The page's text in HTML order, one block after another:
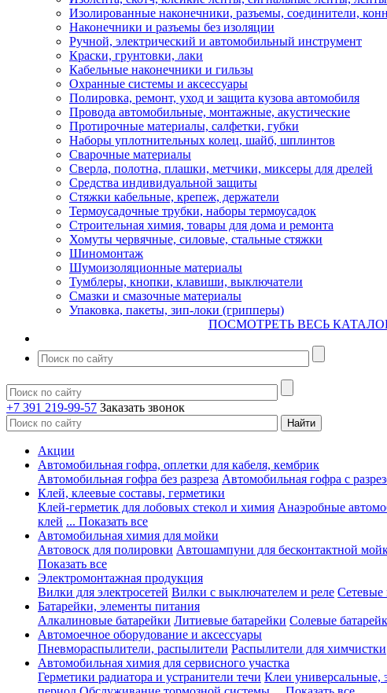
Изолированные наконечники, разъемы, соединители,
Наконечники и разъемы без изоляции
Ручной, электрический и автомобильный инструмент
Краски, грунтовки, лаки
Кабельные наконечники и гильзы
Охранные системы и аксессуары
Полировка, ремонт, уход и защита кузова автомобиля
Провода автомобильные, монтажные, акустические
Протирочные материалы, салфетки, губки
Наборы уплотнительных колец, шайб, шплинтов
Сварочные материалы
Сверла, полотна, плашки, метчики, миксеры для дрелей
Средства индивидуальной защиты
Стяжки кабельные, крепеж, держатели
Термоусадочные трубки, наборы термоусадок
Строительная химия, товары для дома и ремонта
Хомуты червячные, силовые, стальные стяжки
Шиномонтаж
Шумоизоляционные материалы
Тумблеры, кнопки, клавиши, выключатели
Смазки и смазочные материалы
Упаковка, пакеты, зип-локи (грипперы)
ПОСМОТРЕТЬ ВЕСЬ
+7 391 219-99-57 Заказать звонок
Акции
Автомобильная гофра, оплетки для кабеля, кембрик
Автомобильная гофра без разреза Автомобильная гофра с
Клей, клеевые составы, герметики
Клей-герметик для лобовых стекол и химия Анаэробные
клей ... Показать все
Автомобильная химия для мойки
Автовоск для полировки Автошампуни для бесконтактной
Показать все
Электромонтажная продукция
Вилки для электросетей Вилки с выключателем и реле Сетевые
Батарейки, элементы питания
Алкалиновые батарейки Литиевые батарейки Солевые
Автомоечное оборудование и аксессуары
Пневмораспылители, распылители Распылители для химчистки
Автомобильная химия для сервисного участка
Герметики радиатора и устранители течи Клеи универсальные,